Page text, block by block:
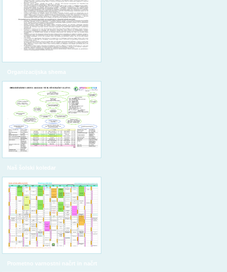
Organizacijska shema
Naš šolski koledar
Prometno varnostni načrt in načrt